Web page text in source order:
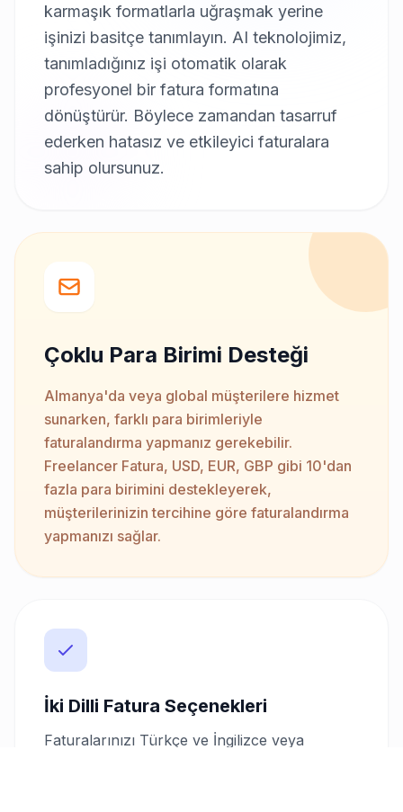
karmaşık formatlarla uğraşmak yerine
işinizi basitçe tanımlayın. AI teknolojimiz,
tanımladığınız işi otomatik olarak
profesyonel bir fatura formatına
dönüştürür. Böylece zamandan tasarruf
ederken hatasız ve etkileyici faturalara
sahip olursunuz.
Çoklu Para Birimi Desteği
Almanya'da veya global müşterilere hizmet
sunarken, farklı para birimleriyle
faturalandırma yapmanız gerekebilir.
Freelancer Fatura, USD, EUR, GBP gibi 10'dan
fazla para birimini destekleyerek,
müşterilerinizin tercihine göre faturalandırma
yapmanızı sağlar.
İki Dilli Fatura Seçenekleri
Faturalarınızı Türkçe ve İngilizce veya